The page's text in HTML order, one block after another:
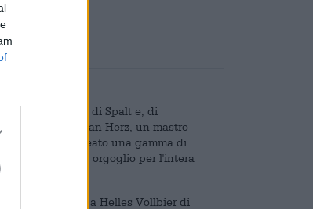
ai cittadini di Spalt e, di
tutti. Stefan Herz, un mastro
di Spalt. Ha creato una gamma di
ed è motivo di orgoglio per l'intera
è d'obbligo. La Helles Vollbier di